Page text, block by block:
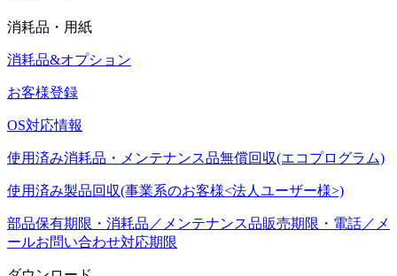
消耗品・用紙
消耗品&オプション
お客様登録
OS対応情報
使用済み消耗品・メンテナンス品無償回収(エコプログラム)
使用済み製品回収(事業系のお客様<法人ユーザー様>)
部品保有期限・消耗品／メンテナンス品販売期限・電話／メ
ールお問い合わせ対応期限